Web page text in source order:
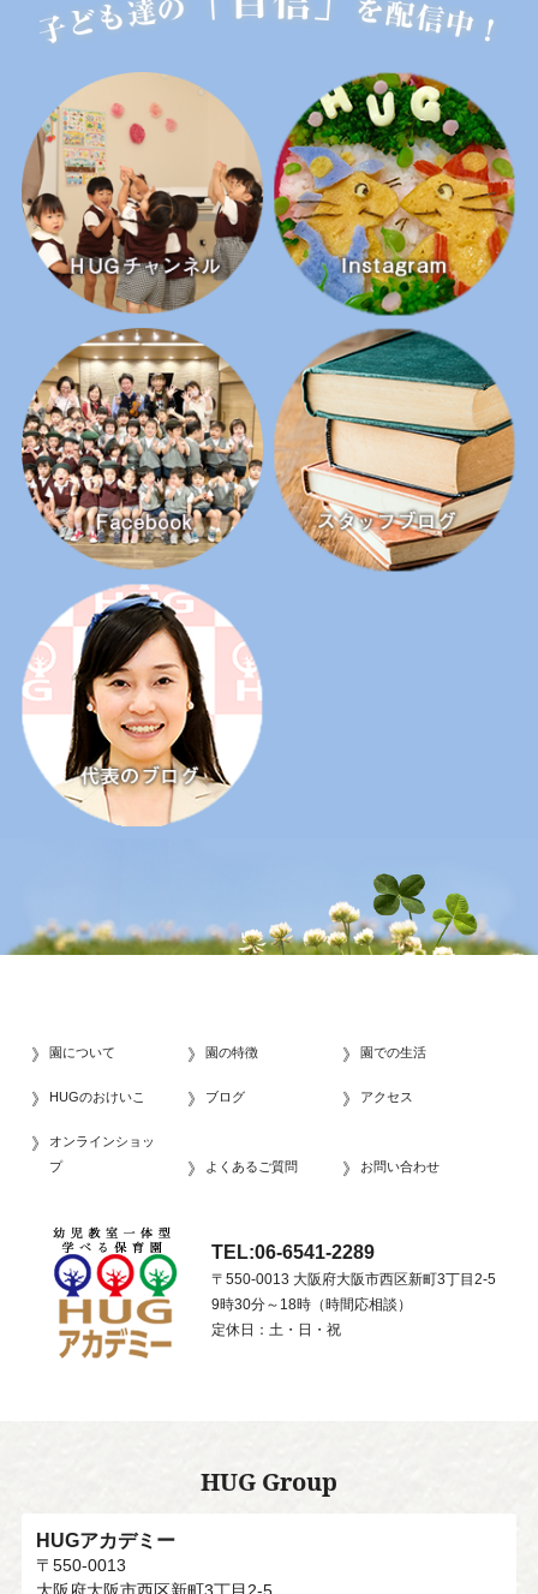
園について 園の特徴 園での生活
HUGのおけいこ ブログ アクセス
オンラインショッ
プ
よくあるご質問 お問い合わせ
TEL:06-6541-2289
〒550-0013 大阪府大阪市西区新町3丁目2-5
9時30分～18時（時間応相談）
定休日：土・日・祝
HUG Group
HUGアカデミー
〒550-0013